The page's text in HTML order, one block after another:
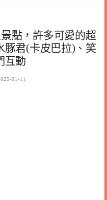
點，許多可愛的超
豚君(卡皮巴拉)、笑
互動
01-11